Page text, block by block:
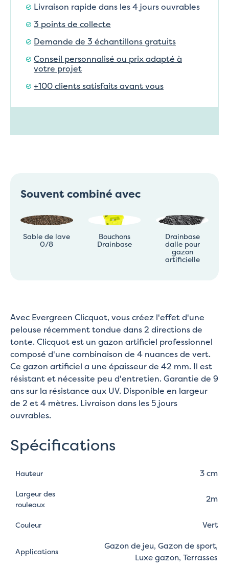
Livraison rapide dans les 4 jours ouvrables
3 points de collecte
Demande de 3 échantillons gratuits
Conseil personnalisé ou prix adapté à
votre projet
+100 clients satisfaits avant vous
Souvent combiné avec
Sable de lave
0/8
Bouchons
Drainbase
Drainbase
dalle pour
gazon
artificielle
Avec Evergreen Clicquot, vous créez l'effet d'une
pelouse récemment tondue dans 2 directions de
tonte. Clicquot est un gazon artificiel professionnel
composé d'une combinaison de 4 nuances de vert.
Ce gazon artificiel a une épaisseur de 42 mm. Il est
résistant et nécessite peu d'entretien. Garantie de 9
ans sur la résistance aux UV. Disponible en largeur
de 2 et 4 mètres. Livraison dans les 5 jours
ouvrables.
Spécifications
Hauteur 3 cm
Largeur des
rouleaux
2m
Couleur Vert
Applications
Gazon de jeu, Gazon de sport,
Luxe gazon, Terrasses